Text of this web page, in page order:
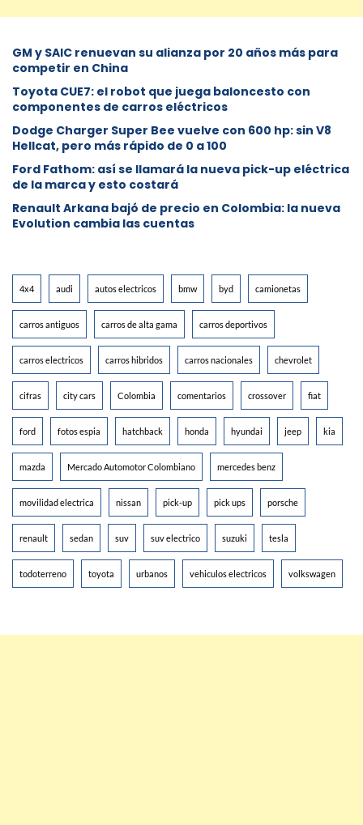
GM y SAIC renuevan su alianza por 20 años más para
competir en China
Toyota CUE7: el robot que juega baloncesto con
componentes de carros eléctricos
Dodge Charger Super Bee vuelve con 600 hp: sin V8
Hellcat, pero más rápido de 0 a 100
Ford Fathom: así se llamará la nueva pick-up eléctrica
de la marca y esto costará
Renault Arkana bajó de precio en Colombia: la nueva
Evolution cambia las cuentas
4x4 audi autos electricos bmw byd camionetas
carros antiguos carros de alta gama carros deportivos
carros electricos carros hibridos carros nacionales chevrolet
cifras city cars Colombia comentarios crossover fiat
ford fotos espia hatchback honda hyundai jeep kia
mazda Mercado Automotor Colombiano mercedes benz
movilidad electrica nissan pick-up pick ups porsche
renault sedan suv suv electrico suzuki tesla
todoterreno toyota urbanos vehiculos electricos volkswagen